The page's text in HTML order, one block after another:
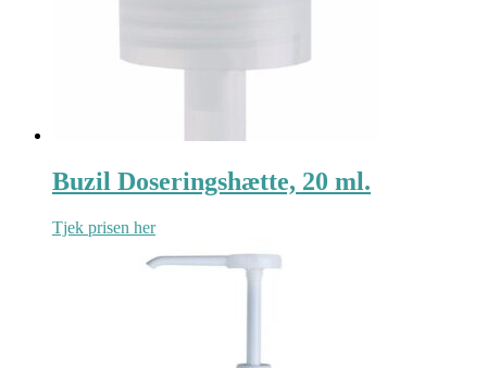
Buzil Doseringshætte, 20 ml.
Tjek prisen her